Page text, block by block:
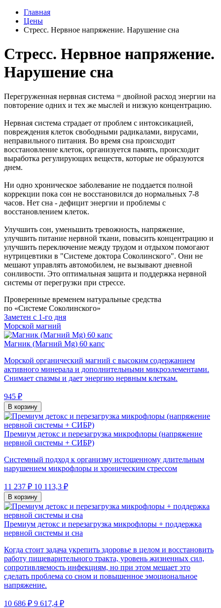
Главная
Цены
Стресс. Нервное напряжение. Нарушение сна
Стресс. Нервное напряжение.
Нарушение сна
Перегруженная нервная система = двойной расход энергии на
повторение одних и тех же мыслей и низкую концентрацию.
Нервная система страдает от проблем с интоксикацией,
повреждения клеток свободными радикалами, вирусами,
неправильного питания. Во время сна происходит
восстановление клеток, организуется память, происходит
выработка регулирующих веществ, которые не образуются
днем.
Ни одно хроническое заболевание не поддается полной
коррекции пока сон не восстановился до нормальных 7-8
часов. Нет сна - дефицит энергии и проблемы с
восстановлением клеток.
Улучшить сон, уменьшить тревожность, напряжение,
улучшить питание нервной ткани, повысить концентрацию и
улучшить переключение между трудом и отдыхом помогают
нутрицевтики в "Системе доктора Соколинского". Они не
мешают управлять автомобилем, не вызывают дневной
сонливости. Это оптимальная защита и поддержка нервной
системы от перегрузки при стрессе.
Проверенные временем натуральные средства
по «Системе Соколинского»
Заметен с 1-го дня
Морской магний
Магник (Магний Mg) 60 капс
Морской органический магний с высоким содержанием
активного минерала и дополнительными микроэлементами.
Снимает спазмы и дает энергию нервным клеткам.
945 ₽
В корзину
Премиум детокс и перезагрузка микрофлоры (напряжение
нервной системы + СИБР)
Системный подход к организму истощенному длительным
нарушением микрофлоры и хроническим стрессом
11 237 ₽ 10 113,3 ₽
В корзину
Премиум детокс и перезагрузка микрофлоры + поддержка
нервной системы и сна
Когда стоит задача укрепить здоровье в целом и восстановить
работу пищеварительного тракта, уровень жизненных сил,
сопротивляемость инфекциям, но при этом мешает это
сделать проблема со сном и повышенное эмоциональное
напряжение.
10 686 ₽ 9 617,4 ₽